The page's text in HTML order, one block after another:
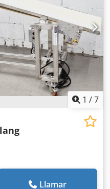
700 x 550 x 800 mm (An
usada, limpiada y
más maquinaria para
Ah Uerf
1 /7
Llamar